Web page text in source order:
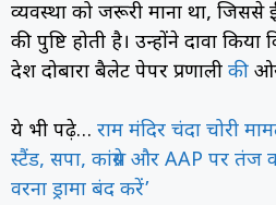
व्यवस्था को जरूरी माना था, जिससे
की पुष्टि होती है। उन्होंने दावा
देश दोबारा बैलेट पेपर प्रणाली की
ये भी पढ़े… राम मंदिर चंदा चोरी
स्टैंड, सपा, कांग्रेस और AAP पर
वरना ड्रामा बंद करें’